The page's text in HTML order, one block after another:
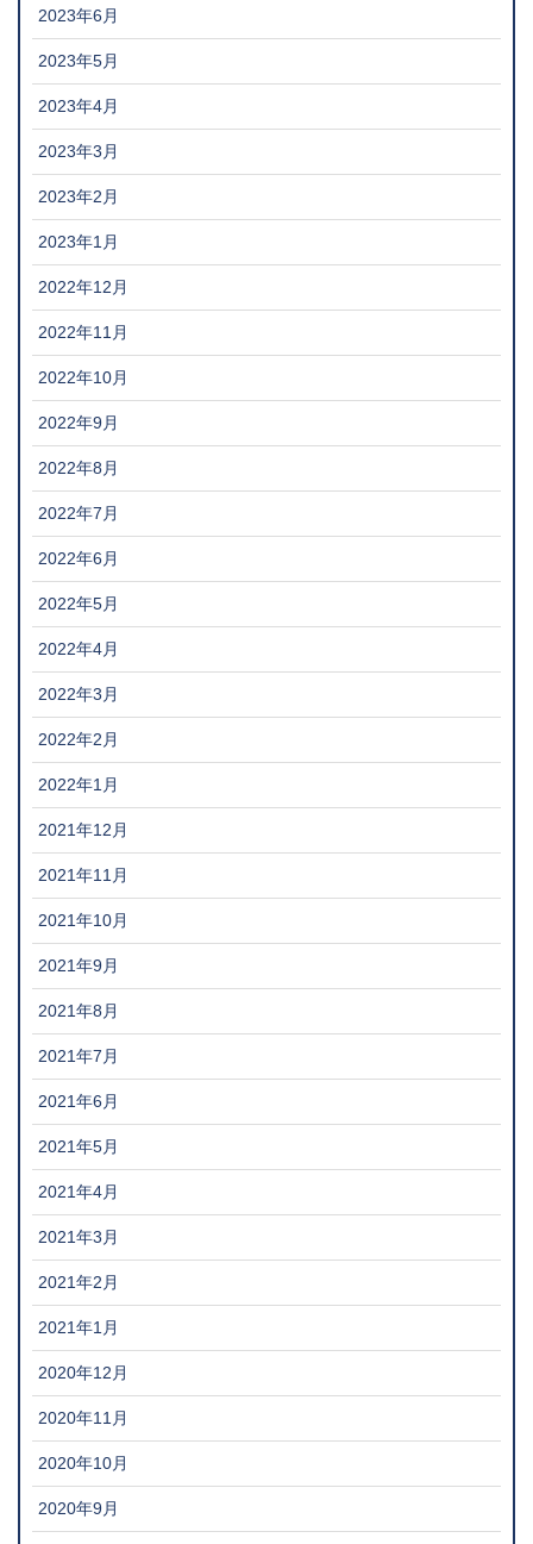
2023年6月
2023年5月
2023年4月
2023年3月
2023年2月
2023年1月
2022年12月
2022年11月
2022年10月
2022年9月
2022年8月
2022年7月
2022年6月
2022年5月
2022年4月
2022年3月
2022年2月
2022年1月
2021年12月
2021年11月
2021年10月
2021年9月
2021年8月
2021年7月
2021年6月
2021年5月
2021年4月
2021年3月
2021年2月
2021年1月
2020年12月
2020年11月
2020年10月
2020年9月